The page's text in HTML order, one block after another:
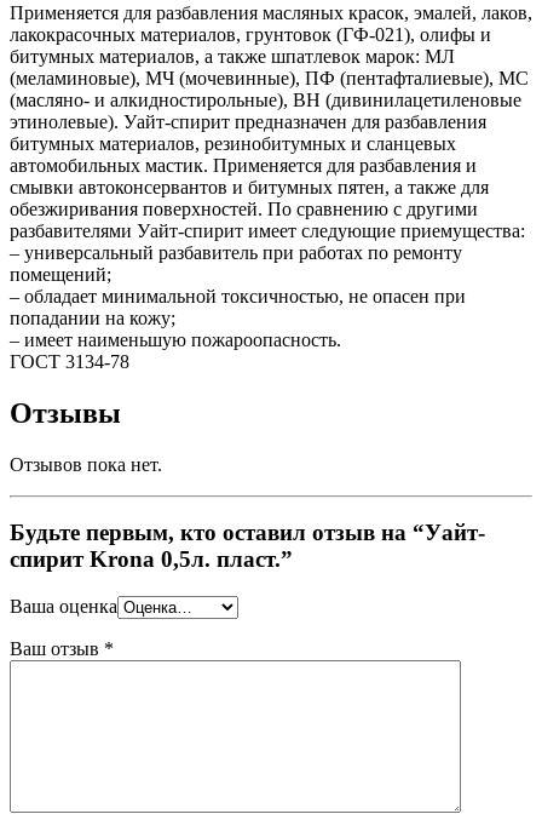
Применяется для разбавления масляных красок, эмалей, лаков,
лакокрасочных материалов, грунтовок (ГФ-021), олифы и
битумных материалов, а также шпатлевок марок: МЛ
(меламиновые), МЧ (мочевинные), ПФ (пентафталиевые), МС
(масляно- и алкидностирольные), ВН (дивинилацетиленовые
этинолевые). Уайт-спирит предназначен для разбавления
битумных материалов, резинобитумных и сланцевых
автомобильных мастик. Применяется для разбавления и
смывки автоконсервантов и битумных пятен, а также для
обезжиривания поверхностей. По сравнению с другими
разбавителями Уайт-спирит имеет следующие приемущества:
– универсальный разбавитель при работах по ремонту
помещений;
– обладает минимальной токсичностью, не опасен при
попадании на кожу;
– имеет наименьшую пожароопасность.
ГОСТ 3134-78
Отзывы
Отзывов пока нет.
Будьте первым, кто оставил отзыв на “Уайт-
спирит Krona 0,5л. пласт.”
Ваша оценка
Ваш отзыв *